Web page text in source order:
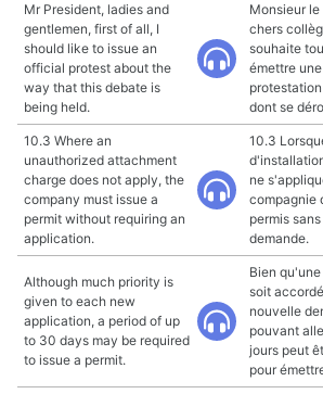
Mr President, ladies and
gentlemen, first of all, I
should like to issue an
official protest about the
way that this debate is
being held.
Monsieur
chers
souhaite
émettre
dont se
10.3 Where an
unauthorized attachment
charge does not apply, the
company must issue a
permit without requiring an
application.
10.3
ne
compagnie
permis
demande.
Although much priority is
given to each new
application, a period of up
to 30 days may be required
to issue a permit.
Bien
soit
nouvelle
pouvant
jours peut
pour